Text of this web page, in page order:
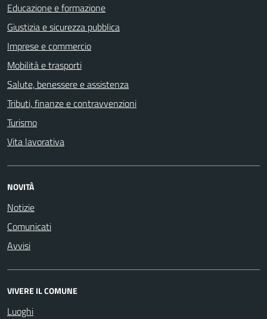
Educazione e formazione
Giustizia e sicurezza pubblica
Imprese e commercio
Mobilità e trasporti
Salute, benessere e assistenza
Tributi, finanze e contravvenzioni
Turismo
Vita lavorativa
NOVITÀ
Notizie
Comunicati
Avvisi
VIVERE IL COMUNE
Luoghi